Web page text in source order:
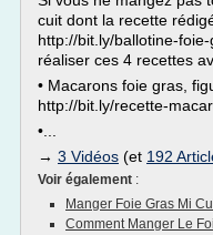
cuit dont la recette
http://bit.ly/ballotine-
réaliser ces 4 recettes
• Macarons foie gras,
http://bit.ly/recette-
•...
→ 3 Vidéos (et 192
Voir également :
Manger Foie Gras Mi
Comment Manger Le